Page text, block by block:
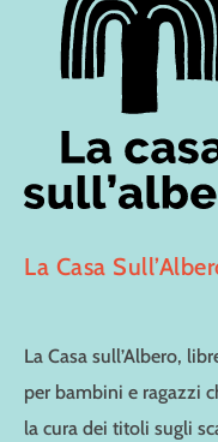
La Casa
La Casa sull’Albero,
per bambini e ragazzi
la cura dei titoli sugli